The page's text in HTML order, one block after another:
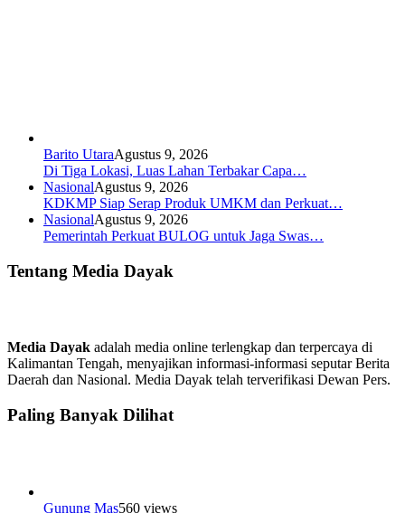
Barito UtaraAgustus 9, 2026
Di Tiga Lokasi, Luas Lahan Terbakar Capa…
NasionalAgustus 9, 2026
KDKMP Siap Serap Produk UMKM dan Perkuat…
NasionalAgustus 9, 2026
Pemerintah Perkuat BULOG untuk Jaga Swas…
Tentang Media Dayak
Media Dayak adalah media online terlengkap dan terpercaya di
Kalimantan Tengah, menyajikan informasi-informasi seputar Berita
Daerah dan Nasional. Media Dayak telah terverifikasi Dewan Pers.
Paling Banyak Dilihat
Gunung Mas560 views